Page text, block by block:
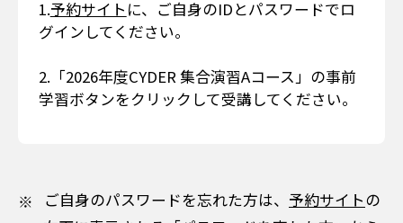
1.予約サイト に、ご自身のIDとパスワードでロ
グインしてください。
2.「2026年度CYDER 集合演習Aコース」の事前
学習ボタンをクリックして受講してください。
ご自身のパスワードを忘れた方は、 予約サイトの